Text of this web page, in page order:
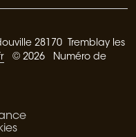
28170 Tremblay les
© 2026 Numéro de